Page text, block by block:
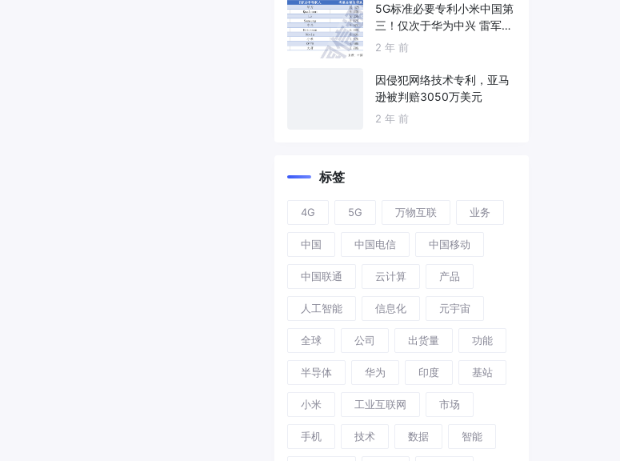
5G标准必要专利小米中国第
三！仅次于华为中兴 雷军：
继续死磕核心技术
2 年 前
因侵犯网络技术专利，亚马
逊被判赔3050万美元
2 年 前
标签
4G 5G 万物互联 业务
中国 中国电信 中国移动
中国联通 云计算 产品
人工智能 信息化 元宇宙
全球 公司 出货量 功能
半导体 华为 印度 基站
小米 工业互联网 市场
手机 技术 数据 智能